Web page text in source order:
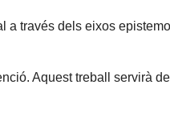
través dels eixos
Aquest treball servirà